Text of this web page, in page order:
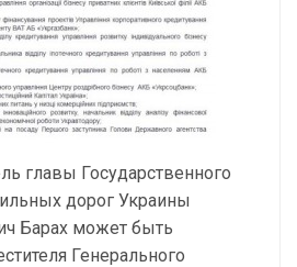
главы Государственного
дорог Украины
Барах может быть
Генерального